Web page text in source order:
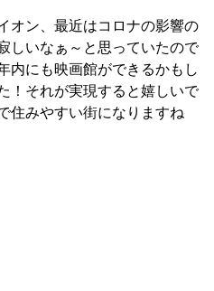
オン、最近はコロナの影響の
しいなぁ～と思っていたので
内にも映画館ができるかもし
！それが実現すると嬉しいで
住みやすい街になりますね